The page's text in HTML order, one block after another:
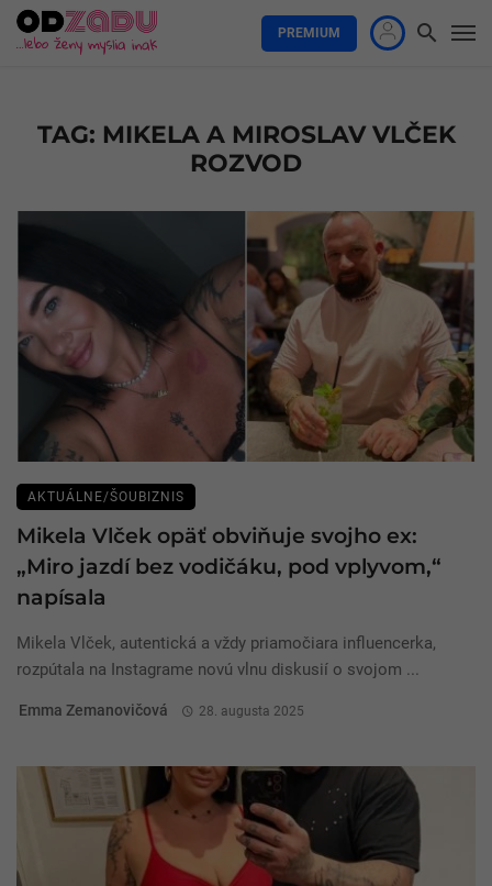
PREMIUM
TAG: MIKELA A MIROSLAV VLČEK
ROZVOD
AKTUÁLNE/ŠOUBIZNIS
Mikela Vlček opäť obviňuje svojho ex:
„Miro jazdí bez vodičáku, pod vplyvom,“
napísala
Mikela Vlček, autentická a vždy priamočiara influencerka,
rozpútala na Instagrame novú vlnu diskusií o svojom ...
Emma Zemanovičová 28. augusta 2025